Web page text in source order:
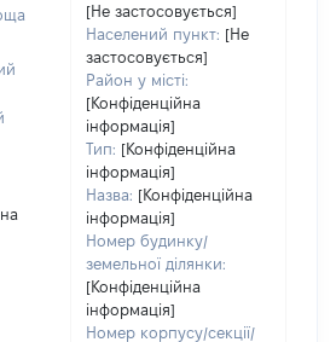
[Не застосовується]
Населений пункт: [Не
застосовується]
Район у місті:
[Конфіденційна
інформація]
Тип: [Конфіденційна
інформація]
Назва: [Конфіденційна
інформація]
Номер будинку/
земельної ділянки:
[Конфіденційна
інформація]
Номер корпусу/секції/